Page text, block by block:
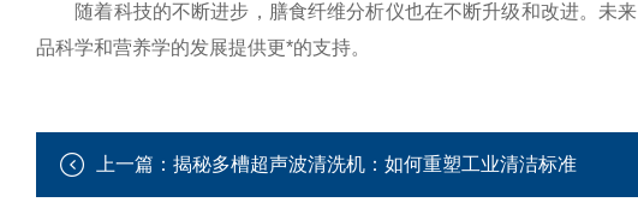
随着科技的不断进步，膳食纤维分析仪也在不断升级和改进。未
品科学和营养学的发展提供更*的支持。
上一篇： 揭秘多槽超声波清洗机：如何重塑工业清洁标准